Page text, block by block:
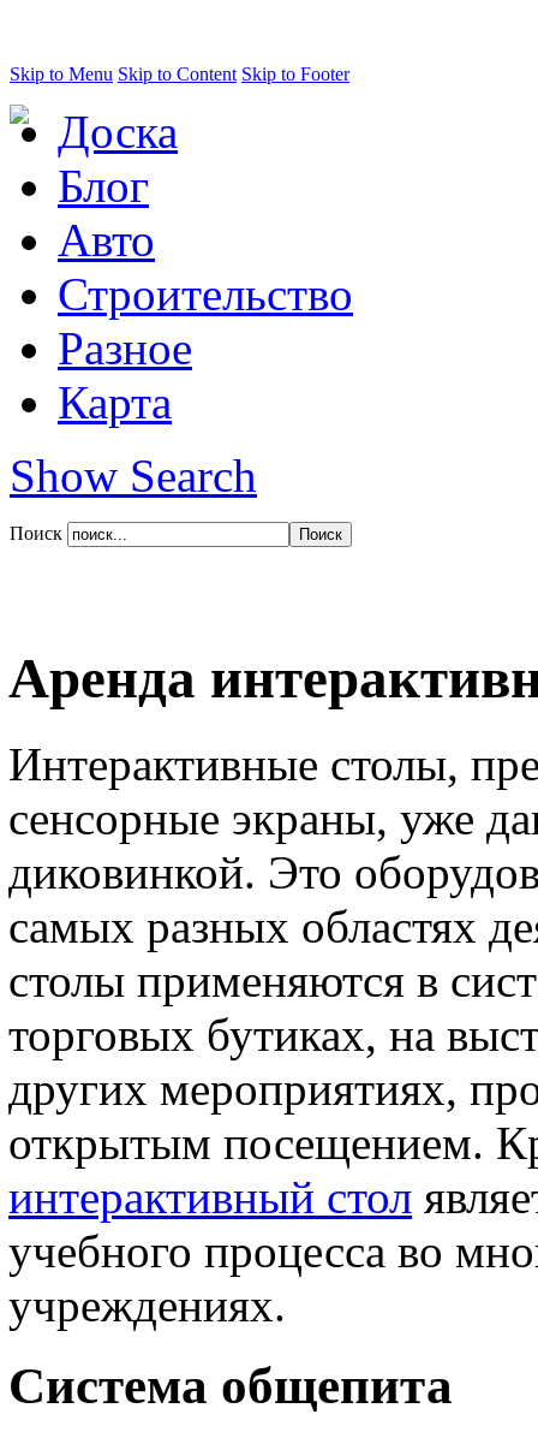
Skip to Menu Skip to Content Skip to Footer
Доска
Блог
Авто
Строительство
Разное
Карта
Show Search
Поиск
Аренда
Интерактивные столы,
сенсорные экраны, уже
диковинкой. Это
самых разных областях
столы применяются в
торговых бутиках, на
других мероприятиях,
открытым посещением.
интерактивный стол
учебного процесса во
учреждениях.
Система общепита